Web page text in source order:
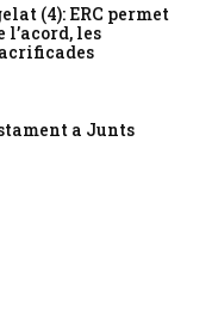
(4): ERC permet
les
a Junts